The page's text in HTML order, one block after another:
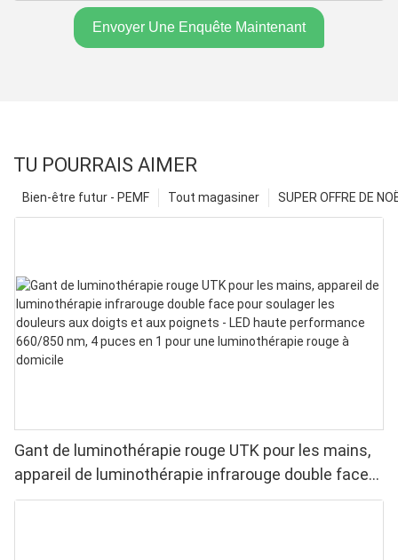
Envoyer Une Enquête Maintenant
TU POURRAIS AIMER
SUPER OFFRE DE
Tout magasiner
Bien-être futur - PEMF
Gant de luminothérapie rouge UTK pour les mains,
appareil de luminothérapie infrarouge double face
pour soulager les douleurs aux doigts et aux